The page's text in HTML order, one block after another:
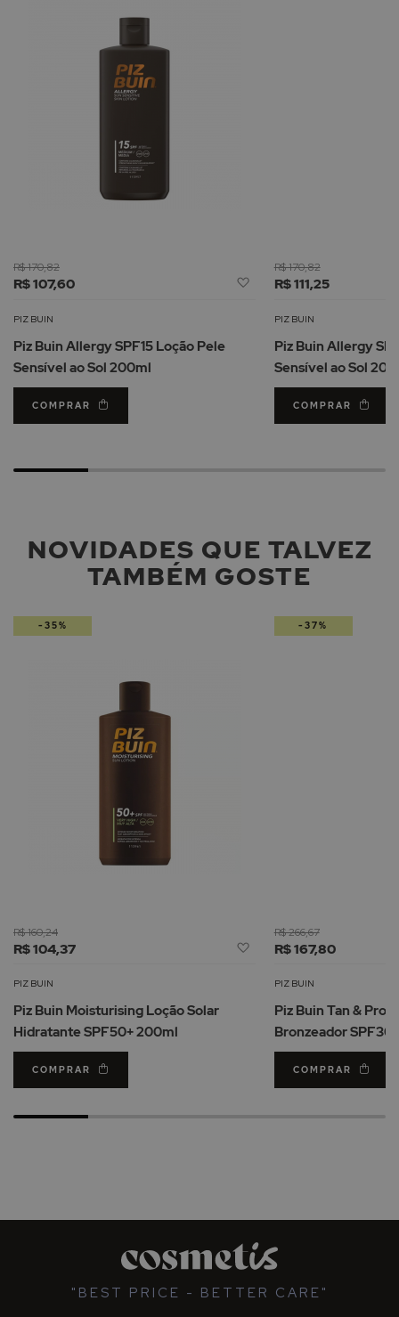
R$ 107,60
R$ 170,82
Adicionar
Lista
Desejos
PIZ BUIN
Piz Buin Allergy SPF15 Loção Pele
Sensível ao Sol 200ml
COMPRAR
R$ 111,25
R$ 170,82
PIZ BUIN
Piz Buin Allergy
Sensível ao Sol
COMPRAR
NOVIDADES QUE TALVEZ
TAMBÉM GOSTE
R$ 104,37
R$ 160,24
Adicionar
Lista
Desejos
PIZ BUIN
Piz Buin Moisturising Loção Solar
Hidratante SPF50+ 200ml
COMPRAR
-35%
R$ 167,80
R$ 266,67
PIZ BUIN
Piz Buin Tan &
Bronzeador SPF30
COMPRAR
-37%
"BEST PRICE - BETTER CARE"